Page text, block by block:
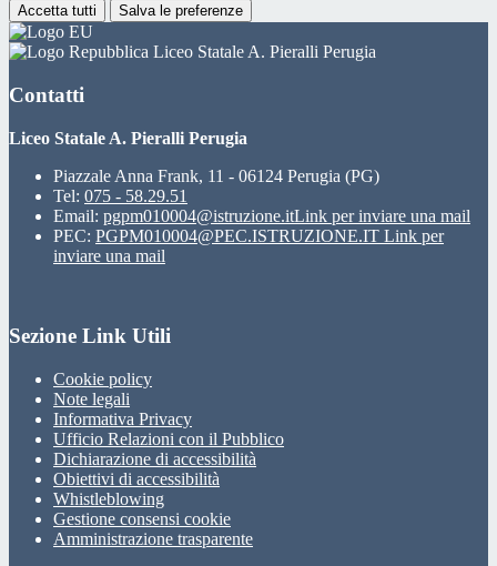
Accetta tutti Salva le preferenze
Liceo Statale A. Pieralli Perugia
Contatti
Liceo Statale A. Pieralli Perugia
Piazzale Anna Frank, 11 - 06124 Perugia (PG)
Tel: 075 - 58.29.51
Email: pgpm010004@istruzione.itLink per inviare una mail
PEC: PGPM010004@PEC.ISTRUZIONE.IT Link per
inviare una mail
Sezione Link Utili
Cookie policy
Note legali
Informativa Privacy
Ufficio Relazioni con il Pubblico
Dichiarazione di accessibilità
Obiettivi di accessibilità
Whistleblowing
Gestione consensi cookie
Amministrazione trasparente